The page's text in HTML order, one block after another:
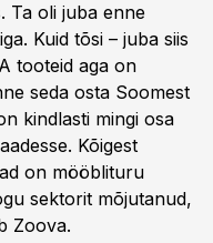
Ta oli juba enne
Kuid tõsi – juba siis
tooteid aga on
seda osta Soomest
kindlasti mingi osa
Kõigest
on mööblituru
sektorit mõjutanud,
Zoova.